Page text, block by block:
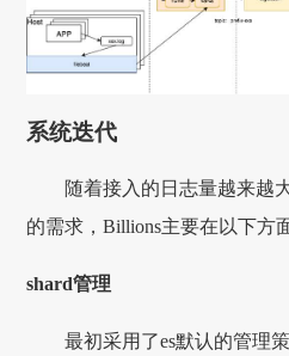
系统迭代
随着接入的日志量越来越
的需求，Billions主要在以下方
shard管理
最初采用了es默认的管理